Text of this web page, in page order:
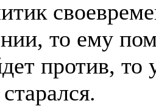
то ему
против, то